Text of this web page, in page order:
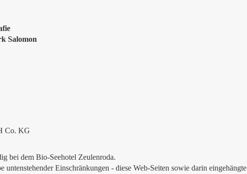
Salomon
Co. KG
bei dem Bio-Seehotel Zeulenroda.
untenstehender Einschränkungen - diese Web-Seiten sowie darin eingehängte